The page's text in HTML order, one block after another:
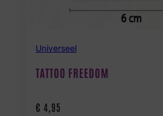
Universeel
TATTOO FREEDOM
€ 4,95